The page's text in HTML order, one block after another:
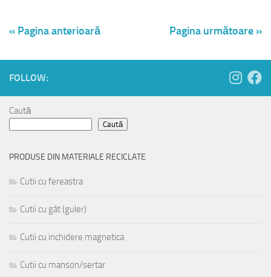
« Pagina anterioară Pagina următoare »
FOLLOW:
Caută
Caută
PRODUSE DIN MATERIALE RECICLATE
Cutii cu fereastra
Cutii cu gât (guler)
Cutii cu inchidere magnetica
Cutii cu manson/sertar